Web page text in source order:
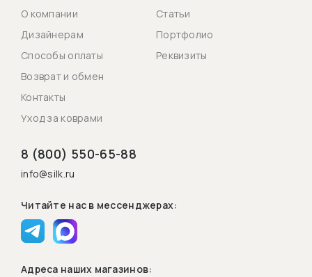
О компании
Дизайнерам
Способы оплаты
Возврат и обмен
Контакты
Уход за коврами
Статьи
Портфолио
Реквизиты
8 (800) 550-65-88
info@silk.ru
Читайте нас в мессенджерах:
Адреса наших магазинов: